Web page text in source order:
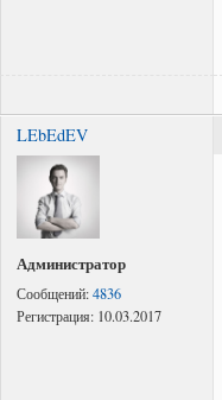
LEbEdEV
Администратор
Сообщений:4836
Регистрация: 10.03.2017